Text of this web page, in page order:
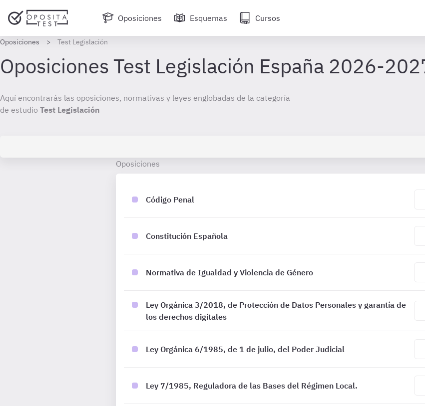
Oposiciones Esquemas Cursos
Oposiciones Test Legislación
Oposiciones
Código Penal
Constitución Española
Normativa de Igualdad y Violencia de Género
Ley Orgánica 3/2018, de Protección de Datos Personales y garantía de
los derechos digitales
Ley Orgánica 6/1985, de 1 de julio, del Poder Judicial
Ley 7/1985, Reguladora de las Bases del Régimen Local.